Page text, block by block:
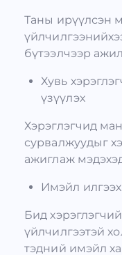
Таны ирүүлсэн
бүтээлчээр
Хувь
үзүүлэх
Хэрэглэгчид
сурвалжуудыг
ажиглаж
Имэйл илгээх
Бид
үйлчилгээтэй
тэдний имэйл